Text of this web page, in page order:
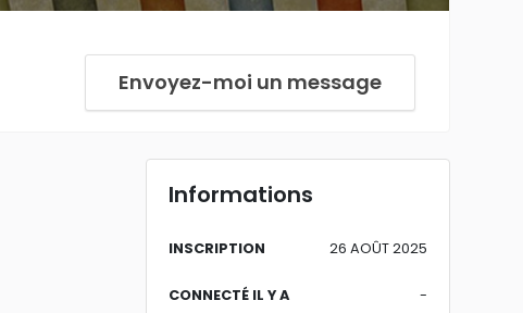
Envoyez-moi un message
Informations
INSCRIPTION 26 AOÛT 2025
CONNECTÉ IL Y A -